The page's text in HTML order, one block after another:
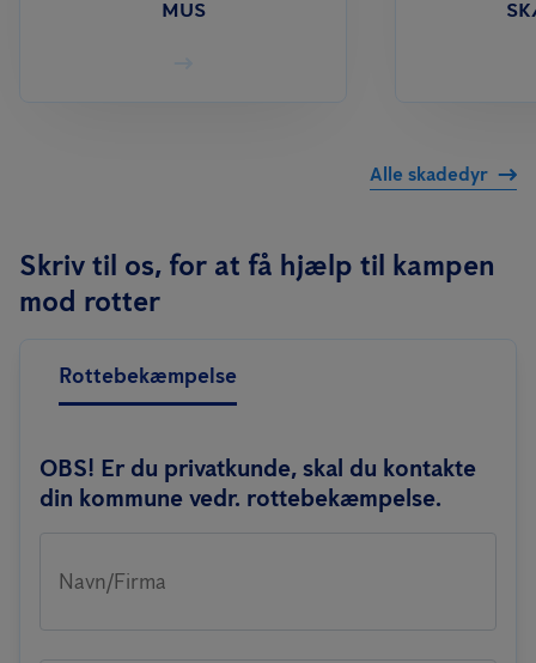
MUS
Alle skadedyr
Skriv til os, for at få hjælp til kampen
mod rotter
Rottebekæmpelse
OBS! Er du privatkunde, skal du kontakte
din kommune vedr. rottebekæmpelse.
Navn/Firma